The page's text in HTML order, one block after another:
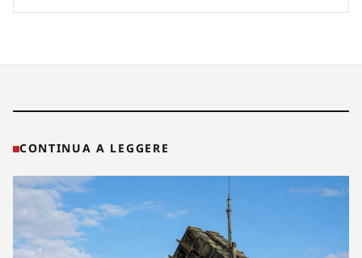
CONTINUA A LEGGERE